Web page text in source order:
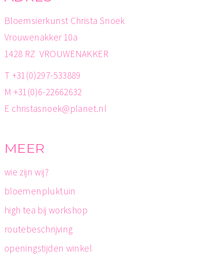
Bloemsierkunst Christa Snoek
Vrouwenakker 10a
1428 RZ VROUWENAKKER
T +31(0)297-533889
M +31(0)6-22662632
E christasnoek@planet.nl
MEER
wie zijn wij?
bloemenpluktuin
high tea bij workshop
routebeschrijving
openingstijden winkel